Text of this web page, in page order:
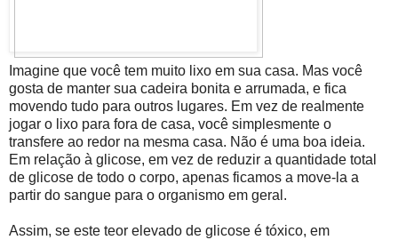
Imagine que você tem muito lixo em sua casa. Mas você
gosta de manter sua cadeira bonita e arrumada, e fica
movendo tudo para outros lugares. Em vez de realmente
jogar o lixo para fora de casa, você simplesmente o
transfere ao redor na mesma casa. Não é uma boa ideia.
Em relação à glicose, em vez de reduzir a quantidade total
de glicose de todo o corpo, apenas ficamos a move-la a
partir do sangue para o organismo em geral.
Assim, se este teor elevado de glicose é tóxico, em